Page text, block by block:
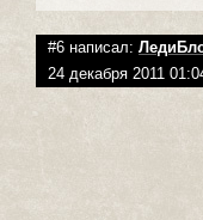
#6 написал:
24 декабря 2011